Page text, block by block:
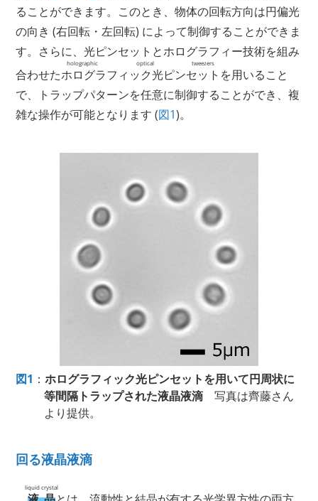
ることができます。このとき、物体の回転方向は円偏光
の向き (右回転・左回転) によって制御することができま
す。さらに、光ピンセットとホログラフィー技術を組み
合わせたホログラフィック光ピンセット
holographic optical tweezers
を用いること
で、トラップパターンを任意に制御することができ、複
雑な操作が可能となります (図1)。
図1 ：ホログラフィック光ピンセットを用いて円周状に
等間隔トラップされた液晶液滴 写真は齊藤さん
より提供。
回る液晶液滴
liquid crystal